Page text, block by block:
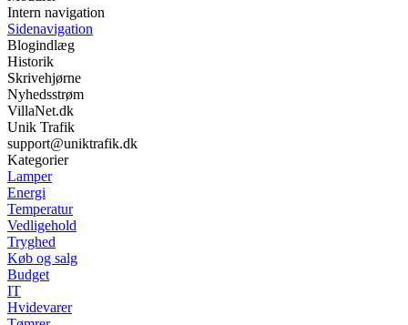
Intern navigation
Sidenavigation
Blogindlæg
Historik
Skrivehjørne
Nyhedsstrøm
VillaNet.dk
Unik Trafik
support@uniktrafik.dk
Kategorier
Lamper
Energi
Temperatur
Vedligehold
Tryghed
Køb og salg
Budget
IT
Hvidevarer